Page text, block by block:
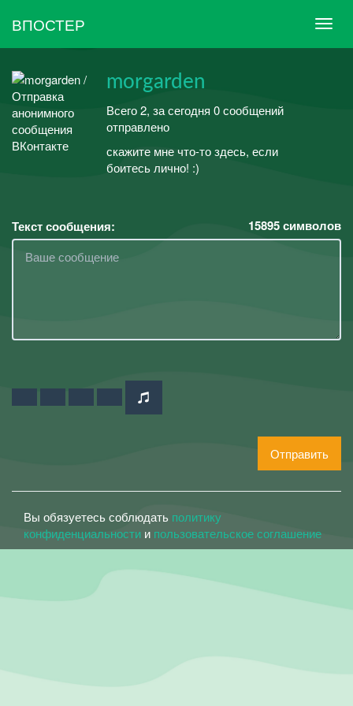
ВПОСТЕР
morgarden
Всего 2, за сегодня 0 сообщений
отправлено
скажите мне что-то здесь, если
боитесь лично! :)
Текст сообщения: 15895символов
Отправить
Вы обязуетесь соблюдать политику
конфиденциальности и пользовательское соглашение